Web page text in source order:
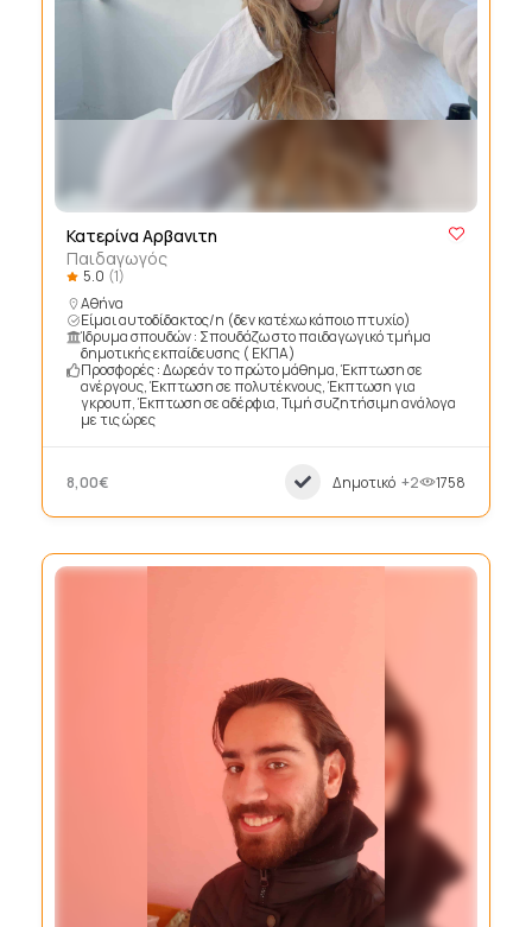
Κατερίνα Αρβανιτη
Παιδαγωγός
5.0 (1)
Αθήνα
Είμαι αυτοδίδακτος/η (δεν κατέχω κάποιο πτυχίο)
Ίδρυμα σπουδών : Σπουδάζω στο παιδαγωγικό τμήμα
δημοτικής εκπαίδευσης ( ΕΚΠΑ)
Προσφορές : Δωρεάν το πρώτο μάθημα, Έκπτωση σε
ανέργους, Έκπτωση σε πολυτέκνους, Έκπτωση για
γκρουπ, Έκπτωση σε αδέρφια, Τιμή συζητήσιμη ανάλογα
με τις ώρες
8,00€ Δημοτικό +2 1758